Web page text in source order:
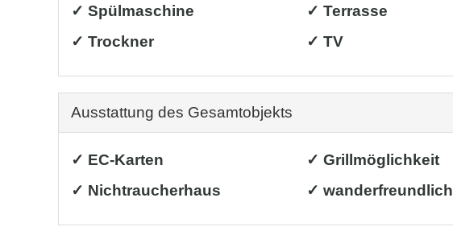
✓ Spülmaschine
✓ Terrasse
✓ Trockner
✓ TV
Ausstattung des Gesamtobjekts
✓ EC-Karten ✓ Grillmöglichkeit
✓ Nichtraucherhaus
✓ wanderfreundlich